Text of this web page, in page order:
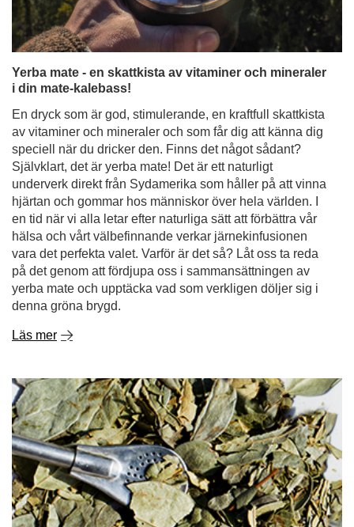
Yerba mate - en skattkista av vitaminer och mineraler
i din mate-kalebass!
En dryck som är god, stimulerande, en kraftfull skattkista
av vitaminer och mineraler och som får dig att känna dig
speciell när du dricker den. Finns det något sådant?
Självklart, det är yerba mate! Det är ett naturligt
underverk direkt från Sydamerika som håller på att vinna
hjärtan och gommar hos människor över hela världen. I
en tid när vi alla letar efter naturliga sätt att förbättra vår
hälsa och vårt välbefinnande verkar järnekinfusionen
vara det perfekta valet. Varför är det så? Låt oss ta reda
på det genom att fördjupa oss i sammansättningen av
yerba mate och upptäcka vad som verkligen döljer sig i
denna gröna brygd.
Läs mer